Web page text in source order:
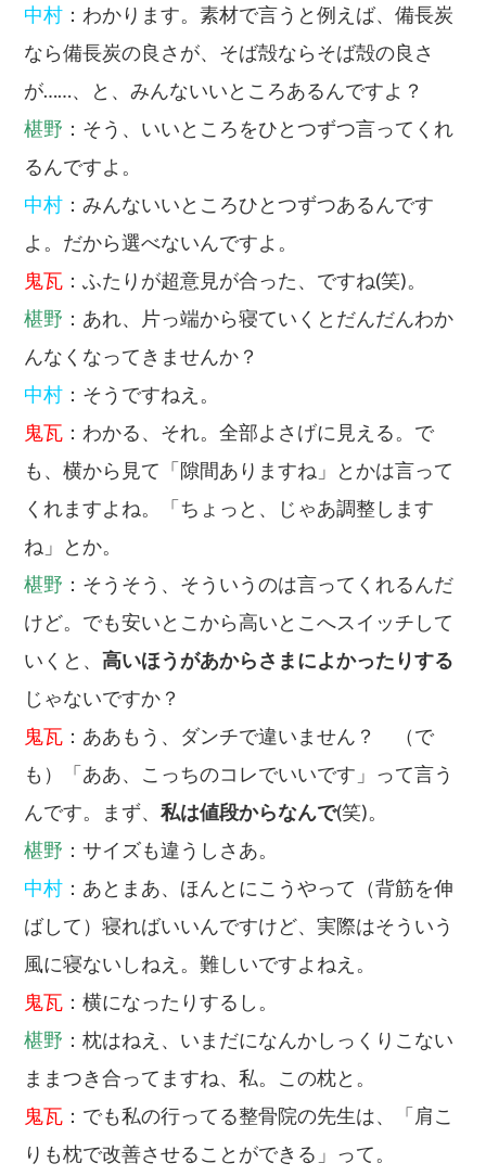
中村 ：わかります。素材で言うと例えば、備長炭
なら備長炭の良さが、そば殻ならそば殻の良さ
が……、と、みんないいところあるんですよ？
椹野 ：そう、いいところをひとつずつ言ってくれ
るんですよ。
中村 ：みんないいところひとつずつあるんです
よ。だから選べないんですよ。
鬼瓦 ：ふたりが超意見が合った、ですね(笑)。
椹野 ：あれ、片っ端から寝ていくとだんだんわか
んなくなってきませんか？
中村 ：そうですねえ。
鬼瓦 ：わかる、それ。全部よさげに見える。で
も、横から見て「隙間ありますね」とかは言って
くれますよね。「ちょっと、じゃあ調整します
ね」とか。
椹野 ：そうそう、そういうのは言ってくれるんだ
けど。でも安いとこから高いとこへスイッチして
いくと、高いほうがあからさまによかったりする
じゃないですか？
鬼瓦 ：ああもう、ダンチで違いません？ （で
も）「ああ、こっちのコレでいいです」って言う
んです。まず、私は値段からなんで(笑)。
椹野 ：サイズも違うしさあ。
中村 ：あとまあ、ほんとにこうやって（背筋を伸
ばして）寝ればいいんですけど、実際はそういう
風に寝ないしねえ。難しいですよねえ。
鬼瓦 ：横になったりするし。
椹野 ：枕はねえ、いまだになんかしっくりこない
ままつき合ってますね、私。この枕と。
鬼瓦 ：でも私の行ってる整骨院の先生は、「肩こ
りも枕で改善させることができる」って。